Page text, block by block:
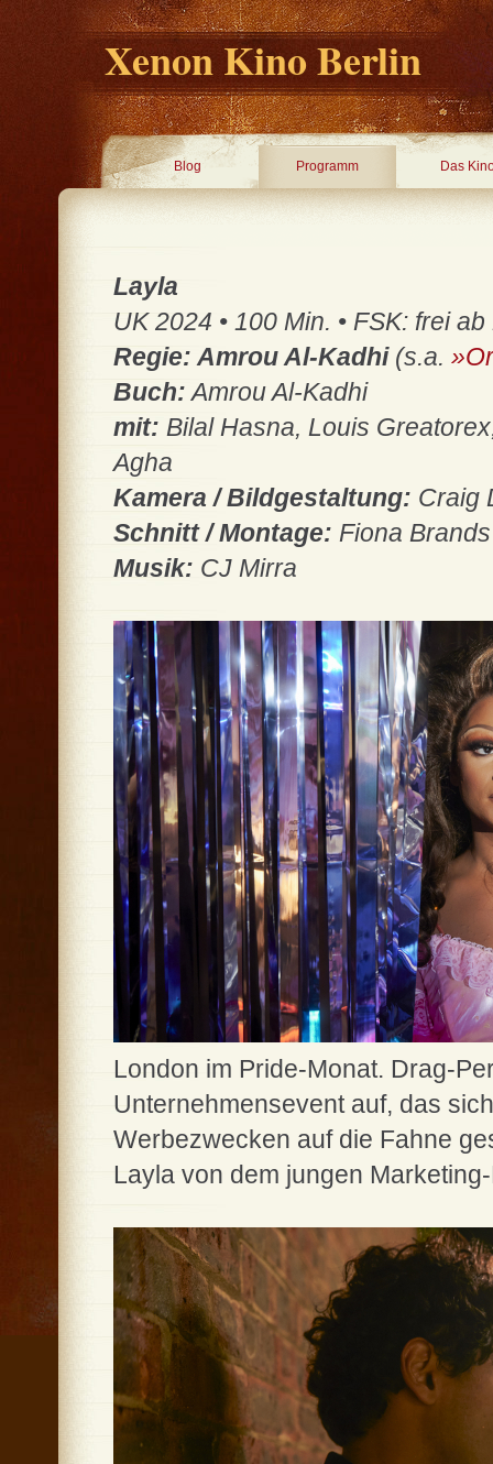
Xenon Kino Berlin
Blog Programm Das
Layla
UK 2024 • 100 Min. • FSK: frei
Regie: Amrou Al-Kadhi (s.a.
Buch:Amrou Al-Kadhi
mit: Bilal Hasna, Louis
Agha
Kamera / Bildgestaltung: Craig
Schnitt / Montage: Fiona Brands
Musik: CJ Mirra
London im Pride-Monat. Drag-
Unternehmensevent auf, das
Werbezwecken auf die Fahne
Layla von dem jungen